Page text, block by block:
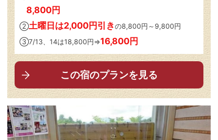
8,800円
②土曜日は2,000円引きの8,800円～9,800円
③7/13、14は18,800円⇒16,800円
この宿のプランを見る